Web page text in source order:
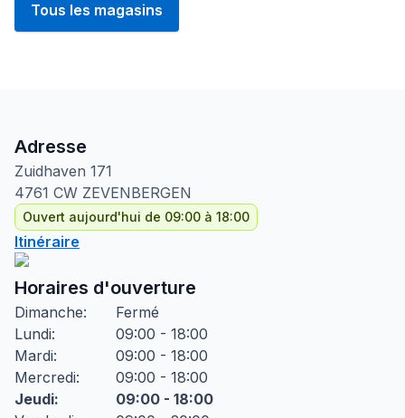
Tous les magasins
Adresse
Zuidhaven 171
4761 CW ZEVENBERGEN
Ouvert aujourd'hui de 09:00 à 18:00
Itinéraire
Horaires d'ouverture
Dimanche:
Fermé
Lundi:
09:00 - 18:00
Mardi:
09:00 - 18:00
Mercredi:
09:00 - 18:00
Jeudi:
09:00 - 18:00